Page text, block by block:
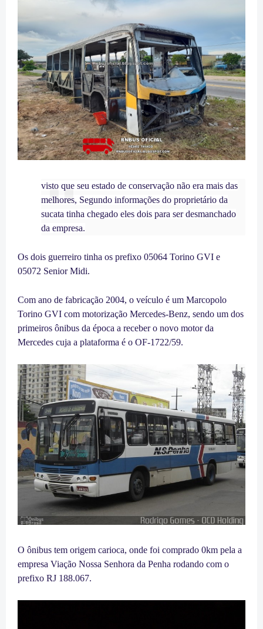
visto que seu estado de conservação não era mais das
melhores, Segundo informações do proprietário da
sucata tinha chegado eles dois para ser desmanchado
da empresa.
Os dois guerreiro tinha os prefixo 05064 Torino GVI e
05072 Senior Midi.
Com ano de fabricação 2004, o veículo é um Marcopolo
Torino GVI com motorização Mercedes-Benz, sendo um dos
primeiros ônibus da época a receber o novo motor da
Mercedes cuja a plataforma é o OF-1722/59.
O ônibus tem origem carioca, onde foi comprado 0km pela a
empresa Viação Nossa Senhora da Penha rodando com o
prefixo RJ 188.067.